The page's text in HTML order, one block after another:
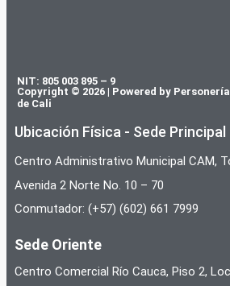
NIT: 805 003 895 – 9
Copyright © 2026 | Powered by
de Cali
Ubicación Física - Sede Principal
Centro Administrativo Municipal CAM,
Avenida 2 Norte No. 10 – 70
Conmutador: (+57) (602) 661 7999
Sede Oriente
Centro Comercial Río Cauca, Piso 2,